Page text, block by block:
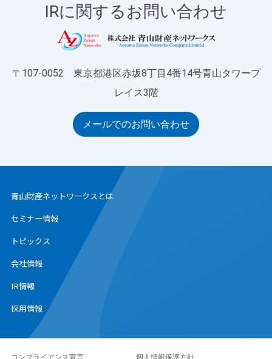
IRに関するお問い合わせ
〒107-0052 東京都港区赤坂8丁目4番14号青山タワープ
レイス3階
メールでのお問い合わせ
青山財産ネットワークスとは
セミナー情報
トピックス
会社情報
IR情報
採用情報
コンプライアンス宣言 個人情報保護方針